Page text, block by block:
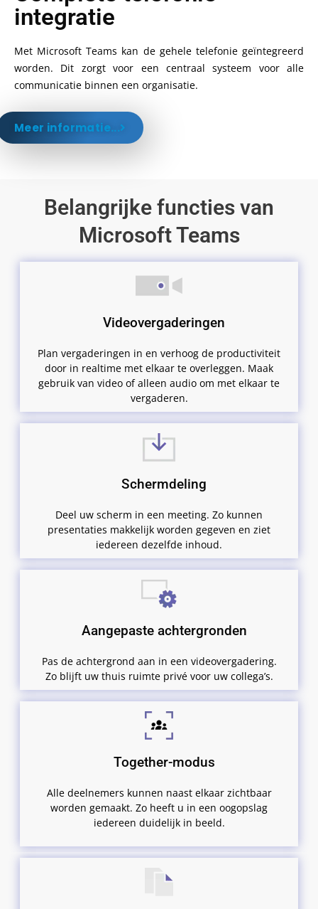
integratie
Met Microsoft Teams kan de gehele telefonie geïntegreerd
worden. Dit zorgt voor een centraal systeem voor alle
communicatie binnen een organisatie.
Meer informatie...
Belangrijke functies van
Microsoft Teams
Videovergaderingen
Plan vergaderingen in en verhoog de productiviteit
door in realtime met elkaar te overleggen. Maak
gebruik van video of alleen audio om met elkaar te
vergaderen.
Schermdeling
Deel uw scherm in een meeting. Zo kunnen
presentaties makkelijk worden gegeven en ziet
iedereen dezelfde inhoud.
Aangepaste achtergronden
Pas de achtergrond aan in een videovergadering.
Zo blijft uw thuis ruimte privé voor uw collega’s.
Together-modus
Alle deelnemers kunnen naast elkaar zichtbaar
worden gemaakt. Zo heeft u in een oogopslag
iedereen duidelijk in beeld.